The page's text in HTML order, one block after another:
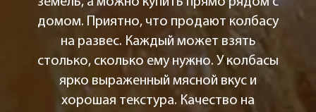
домом. Приятно, что продают колбасу
на развес. Каждый может взять
столько, сколько ему нужно. У колбасы
ярко выраженный мясной вкус и
хорошая текстура. Качество на